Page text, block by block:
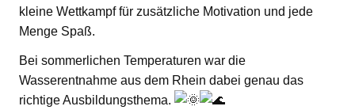
kleine Wettkampf für zusätzliche Motivation und jede
Menge Spaß.
Bei sommerlichen Temperaturen war die
Wasserentnahme aus dem Rhein dabei genau das
richtige Ausbildungsthema.